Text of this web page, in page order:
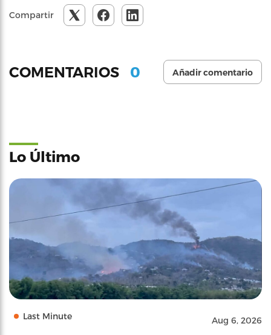
Compartir
COMENTARIOS 0 Añadir comentario
Lo Último
Last Minute Aug 6, 2026